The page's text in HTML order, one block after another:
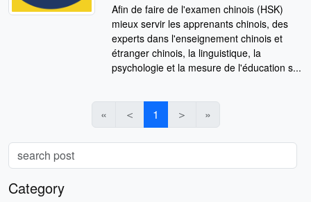
Afin de faire de l'examen chinois (HSK)
mieux servir les apprenants chinois, des
experts dans l'enseignement chinois et
étranger chinois, la linguistique, la
psychologie et la mesure de l'éducation s...
« ＜ 1 ＞ »
Category